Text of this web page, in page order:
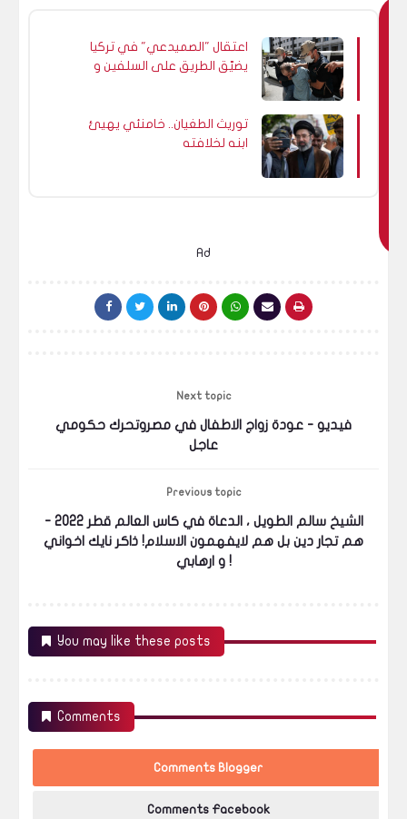
اعتقال "الصميدعي" في تركيا
يضيّق الطريق على السلفين و
توريث الطغيان.. خامنئي يهيئ
ابنه لخلافته
Ad
Next topic
فيديو - عودة زواج الاطفال في مصروتحرك حكومي
عاجل
Previous topic
الشيخ سالم الطويل ، الدعاة في كاس العالم قطر 2022 -
هم تجار دين بل هم لايفهمون الاسلام! ذاكر نايك اخواني
و ارهابي !
You may like these posts
Comments
Comments Blogger
Comments Facebook